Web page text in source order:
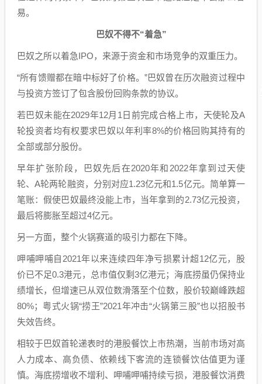
易。
巴奴不得不“着急”
巴奴之所以着急IPO，来源于资金和市场竞争的双重压力。
“所有馈赠都在暗中标好了价格。”巴奴曾在历次融资过程中
与投资方签订了包含股份回购条款的协议。
若巴奴未能在2029年12月1日前完成合格上市，天使轮及A
轮投资者均有权要求巴奴以年利率8%的价格回购其持有的
全部或部分股份。
早年扩张阶段，巴奴先后在2020年和2022年拿到过天使
轮、A轮两轮融资，分别对应1.23亿元和1.5亿元。简单算一
笔账：假使巴奴最终没能上市，当年拿到的2.73亿元投资，
最后将膨胀至超过4亿元。
另一方面，整个火锅赛道的吸引力都在下降。
呷哺呷哺自2021年以来连续四年净亏损累计超12亿元，股
价已不足0.3港元，总市值仅剩3亿港元；海底捞虽仍保持业
绩增长，但增速已从双位数滑落至个位数，股价较巅峰跌超
80%；粤式火锅“捞王”2021年冲击“火锅第三股”也以招股书
失效告终。
相较于巴奴首轮递表时的港股餐饮上市热潮，当前市场对高
人力成本、高负债、依赖线下客流的连锁餐饮估值更为谨
慎。海底捞增收不增利、呷哺呷哺持续亏损，港股餐饮消费